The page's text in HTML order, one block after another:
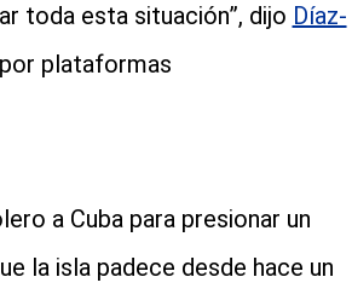
toda esta situación”, dijo Díaz-
plataformas
a Cuba para presionar un
la isla padece desde hace un